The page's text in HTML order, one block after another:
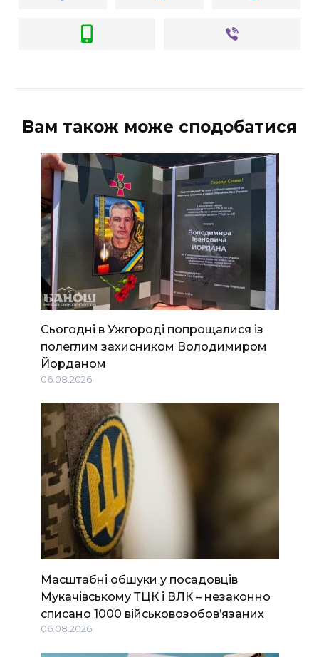
Вам також може сподобатися
Сьогодні в Ужгороді попрощалися із
полеглим захисником Володимиром
Йорданом
06.08.2026
Масштабні обшуки у посадовців
Мукачівському ТЦК і ВЛК – незаконно
списано 1000 військовозобов’язаних
06.08.2026